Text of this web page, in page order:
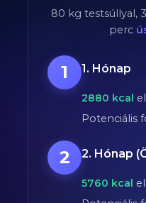
80 kg testsúllyal, 3
perc
1 1. Hónap
2880 kcal
Potenciális
2 2. Hónap
5760 kcal